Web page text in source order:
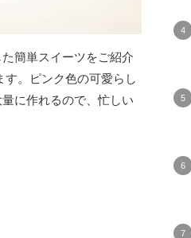
簡単スイーツをご紹介
。ピンク色の可愛らし
に作れるので、忙しい